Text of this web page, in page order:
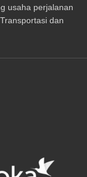
usaha perjalanan
dan